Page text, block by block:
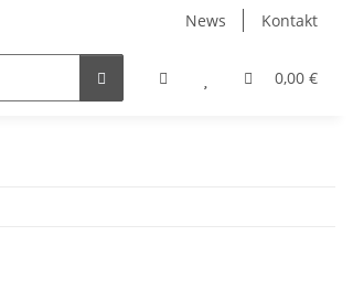
News Kontakt
0,00 €